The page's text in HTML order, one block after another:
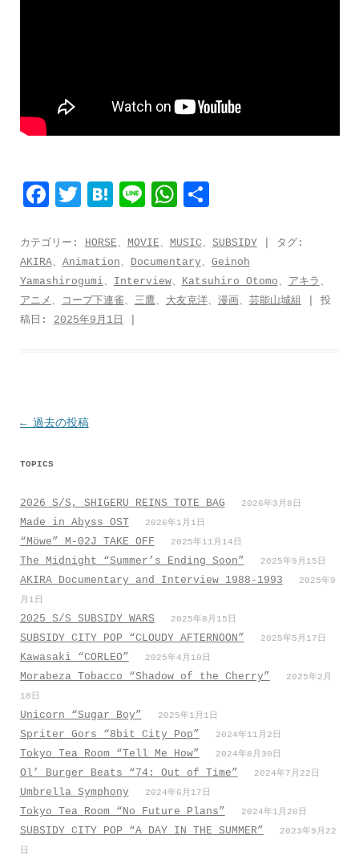
F
c
e
b
o
T
i
t
t
e
H
t
e
n
a
L
n
e
W
a
t
s
共
カテゴリー: HORSE、 MOVIE、 MUSIC、 SUBSIDY| タグ:
AKIRA、 Animation、 Documentary、 Geinoh
Yamashirogumi、 Interview、 Katsuhiro Otomo、 アキラ 、
アニメ 、 コープ下連雀、 三鷹、 大友克洋、 漫画、 芸能山城組
| 投
稿日: 2025年9月1日
投
ナ
ー
シ
ョ
ン
←過去の投稿
TOPICS
2026 S/S, SHIGERU REINS TOTE BAG 2026年3月8日
Made in Abyss OST 2026年1月1日
“Möwe” M-02J TAKE OFF 2025年11月14日
The Midnight “Summer’s Ending Soon” 2025年9月15日
AKIRA Documentary and Interview 1988-1993
2025年9
月1日
2025 S/S SUBSIDY WARS 2025年8月15日
SUBSIDY CITY POP “CLOUDY AFTERNOON” 2025年5月17日
Kawasaki “CORLEO” 2025年4月10日
Morabeza Tobacco “Shadow of the Cherry”
2025年2月
18日
Unicorn “Sugar Boy” 2025年1月1日
Spriter Gors “8bit City Pop” 2024年11月2日
Tokyo Tea Room “Tell Me How” 2024年8月30日
Ol’ Burger Beats “74: Out of Time” 2024年7月22日
Umbrella Symphony 2024年6月17日
Tokyo Tea Room “No Future Plans” 2024年1月20日
SUBSIDY CITY POP “A DAY IN THE SUMMER”
2023年9月22
日